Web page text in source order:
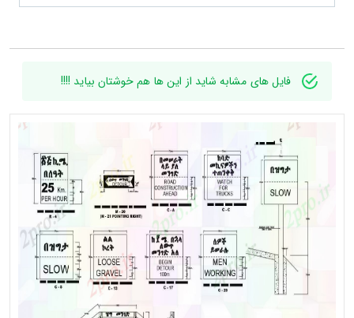
فایل های مشابه شاید از این ها هم خوشتان بیاید !!!!